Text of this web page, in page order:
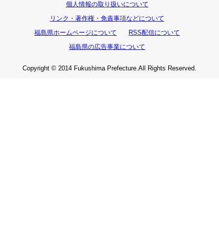
個人情報の取り扱いについて
リンク・著作権・免責事項などについて
福島県ホームページについて
RSS配信について
福島県の広告事業について
Copyright © 2014 Fukushima Prefecture.All Rights Reserved.